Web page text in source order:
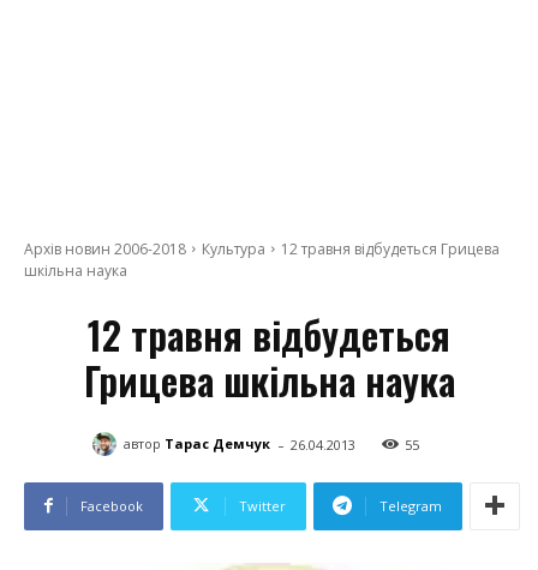
Архів новин 2006-2018 Культура
12 травня відбудеться Грицева
шкільна наука
12 травня відбудеться
Грицева шкільна наука
автор Тарас Демчук - 26.04.2013 55
Facebook Twitter Telegram